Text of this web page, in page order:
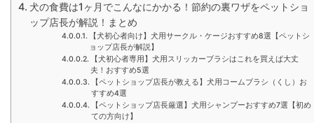
犬の食費は1ヶ月でこんなにかかる！節約の裏ワザをペットショ
ップ店長が解説！まとめ
【犬初心者向け】犬用サークル・ケージおすすめ8選【ペットシ
ョップ店長が解説】
【犬初心者専用】犬用スリッカーブラシはこれを買えば大丈
夫！おすすめ5選
【ペットショップ店長が教える】犬用コームブラシ（くし）お
すすめ4選
【ペットショップ店長厳選】犬用シャンプーおすすめ7選【初め
ての方向け】